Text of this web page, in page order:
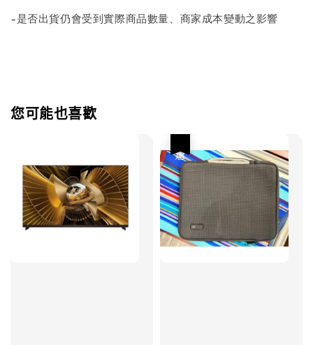
-是否出貨仍會受到實際商品數量、商家成本變動之影響
您可能也喜歡